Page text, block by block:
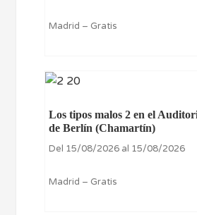
Madrid – Gratis
Los tipos malos 2 en el
de Berlín (Chamartín)
Del 15/08/2026 al 15/08/2026
Madrid – Gratis